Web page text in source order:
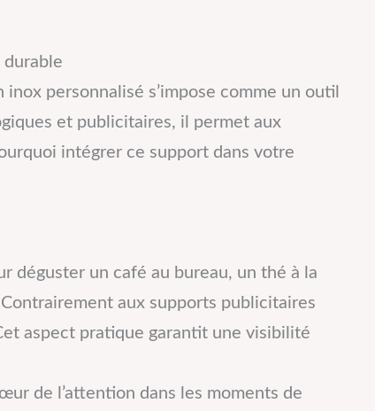
durable
personnalisé s’impose comme un outil
et publicitaires, il permet aux
intégrer ce support dans votre
déguster un café au bureau, un thé à la
aux supports publicitaires
aspect pratique garantit une visibilité
de l’attention dans les moments de